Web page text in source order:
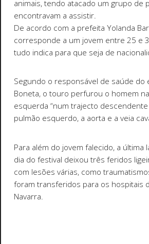
animais, tendo atacado um grupo de
encontravam a assistir.
De acordo com a prefeita Yolanda
corresponde a um jovem entre 25 e
tudo indica para que seja de
Segundo o responsável de saúde do
Boneta, o touro perfurou o homem
esquerda “num trajecto
pulmão esquerdo, a aorta e a veia
Para além do jovem falecido, a última
dia do festival deixou três feridos
com lesões várias, como
foram transferidos para os hospitais
Navarra.